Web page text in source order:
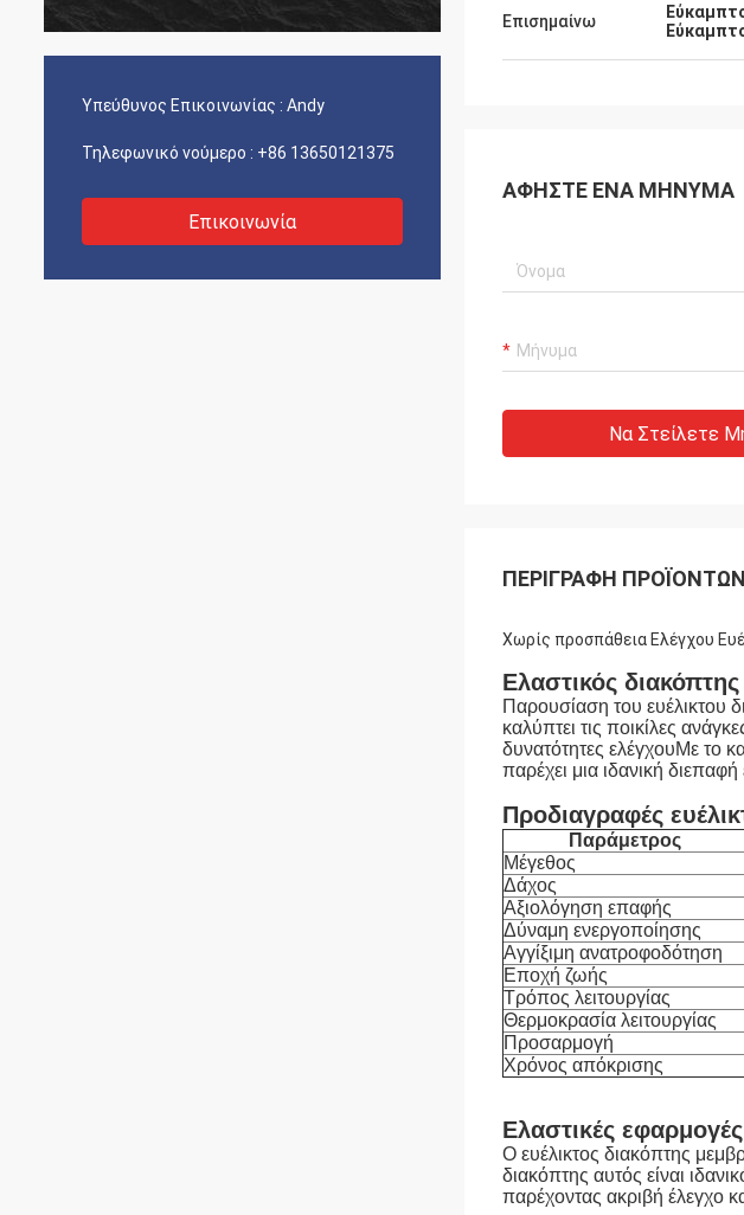
που καταλαβαίνει τις ανάγκες μας τόσο
Υπεύθυνος Επικοινωνίας : Andy
Τηλεφωνικό νούμερο : +86 13650121375
Επικοινωνία
Επισημαίνω
ΑΦΉΣΤΕ ΈΝΑ ΜΉΝΥΜΑ
Να Στείλετε
ΠΕΡΙΓΡΑΦΉ ΠΡΟΪΌΝΤΩΝ
Χωρίς προσπάθεια Ελέγχου
Ελαστικός
Παρουσίαση του ευέλικτου
καλύπτει τις ποικίλες
δυνατότητες ελέγχουΜε το
παρέχει μια ιδανική
Προδιαγραφές
Παράμετρος
Μέγεθος
Δάχος
Αξιολόγηση επαφής
Δύναμη ενεργοποίησης
Αγγίξιμη ανατροφοδότηση
Εποχή ζωής
Τρόπος λειτουργίας
Θερμοκρασία λειτουργίας
Προσαρμογή
Χρόνος απόκρισης
Ελαστικές
Ο ευέλικτος διακόπτης
διακόπτης αυτός είναι
παρέχοντας ακριβή έλεγχο